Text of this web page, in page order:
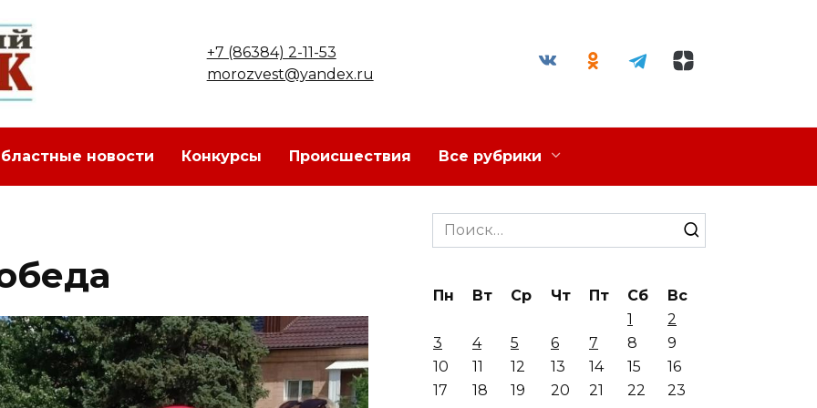
+7 (86384) 2-11-53
morozvest@yandex.ru
новости Конкурсы Происшествия Все рубрики
Search
for:
Пн Вт Ср Чт Пт Сб
Вс
1
2
3
4 5 6 7 8
9
10
11 12 13 14 15
16
17
18 19 20 21 22
23